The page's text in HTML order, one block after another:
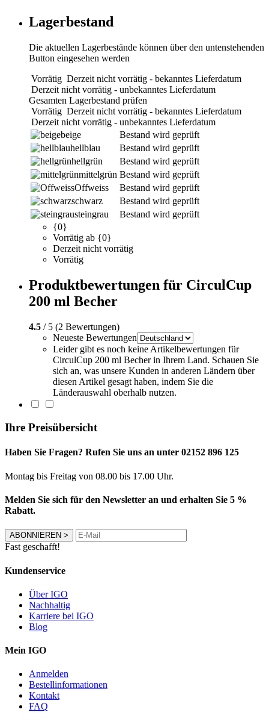
Lagerbestand
Die aktuellen Lagerbestände können über den untenstehenden
Button eingesehen werden
Vorrätig Derzeit nicht vorrätig - bekanntes Lieferdatum
Derzeit nicht vorrätig - unbekanntes Lieferdatum
Gesamten Lagerbestand prüfen
Vorrätig Derzeit nicht vorrätig - bekanntes Lieferdatum
Derzeit nicht vorrätig - unbekanntes Lieferdatum
beige
Bestand wird geprüft
hellblau
Bestand wird geprüft
hellgrün
Bestand wird geprüft
mittelgrün Bestand wird geprüft
Offweiss
Bestand wird geprüft
schwarz
Bestand wird geprüft
steingrau
Bestand wird geprüft
{0}
Vorrätig ab {0}
Derzeit nicht vorrätig
Vorrätig
Produktbewertungen für CirculCup
200 ml Becher
4.5 / 5 (2 Bewertungen)
Neueste Bewertungen
Leider gibt es noch keine Artikelbewertungen für
CirculCup 200 ml Becher in Ihrem Land. Schauen Sie
sich an, was unsere Kunden in anderen Ländern über
diesen Artikel gesagt haben, indem Sie die
Länderauswahl oberhalb nutzen.
Ihre Preisübersicht
Haben Sie Fragen? Rufen Sie uns an unter 02152 896 125
Montag bis Freitag von 08.00 bis 17.00 Uhr.
Melden Sie sich für den Newsletter an und erhalten Sie 5 %
Rabatt.
ABONNIEREN >
Fast geschafft!
Kundenservice
Über IGO
Nachhaltig
Karriere bei IGO
Blog
Mein IGO
Anmelden
Bestellinformationen
Kontakt
FAQ